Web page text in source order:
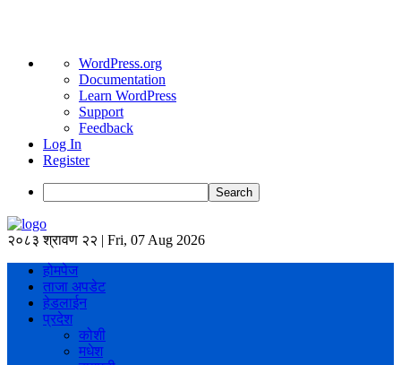
About
WordPress
WordPress.org
Documentation
Learn WordPress
Support
Feedback
Log In
Register
Search
२०८३ श्रावण २२ | Fri, 07 Aug 2026
होमपेज
ताजा अपडेट
हेडलाईन
प्रदेश
कोशी
मधेश